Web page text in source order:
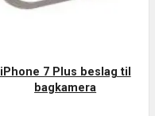
iPhone 7 Plus beslag til
bagkamera